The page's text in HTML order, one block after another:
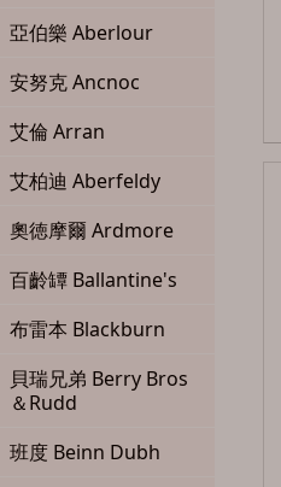
亞伯樂 Aberlour
安努克 Ancnoc
艾倫 Arran
艾柏迪 Aberfeldy
奧徳摩爾 Ardmore
百齡罈 Ballantine's
布雷本 Blackburn
貝瑞兄弟 Berry Bros
＆Rudd
班度 Beinn Dubh